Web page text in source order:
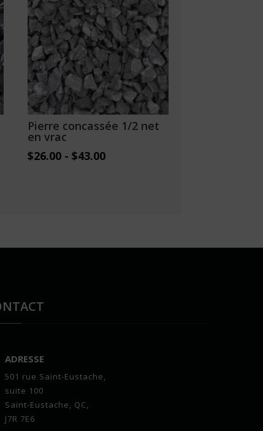
Pierre concassée 1/2 net
en vrac
$26.00 -$43.00
ADRESSE
501 rue Saint-Eustache,
suite 100
Saint-Eustache, QC,
J7R 7E6